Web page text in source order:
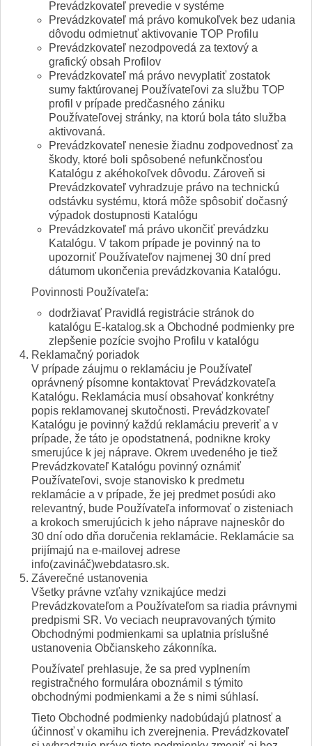
Prevádzkovateľ prevedie v systéme
Prevádzkovateľ má právo komukoľvek bez udania
dôvodu odmietnuť aktivovanie TOP Profilu
Prevádzkovateľ nezodpovedá za textový a
grafický obsah Profilov
Prevádzkovateľ má právo nevyplatiť zostatok
sumy faktúrovanej Používateľovi za službu TOP
profil v prípade predčasného zániku
Používateľovej stránky, na ktorú bola táto služba
aktivovaná.
Prevádzkovateľ nenesie žiadnu zodpovednosť za
škody, ktoré boli spôsobené nefunkčnosťou
Katalógu z akéhokoľvek dôvodu. Zároveň si
Prevádzkovateľ vyhradzuje právo na technickú
odstávku systému, ktorá môže spôsobiť dočasný
výpadok dostupnosti Katalógu
Prevádzkovateľ má právo ukončiť prevádzku
Katalógu. V takom prípade je povinný na to
upozorniť Používateľov najmenej 30 dní pred
dátumom ukončenia prevádzkovania Katalógu.
Povinnosti Používateľa:
dodržiavať Pravidlá registrácie stránok do
katalógu E-katalog.sk a Obchodné podmienky pre
zlepšenie pozície svojho Profilu v katalógu
Reklamačný poriadok
V prípade záujmu o reklamáciu je Používateľ
oprávnený písomne kontaktovať Prevádzkovateľa
Katalógu. Reklamácia musí obsahovať konkrétny
popis reklamovanej skutočnosti. Prevádzkovateľ
Katalógu je povinný každú reklamáciu preveriť a v
prípade, že táto je opodstatnená, podnikne kroky
smerujúce k jej náprave. Okrem uvedeného je tiež
Prevádzkovateľ Katalógu povinný oznámiť
Používateľovi, svoje stanovisko k predmetu
reklamácie a v prípade, že jej predmet posúdi ako
relevantný, bude Používateľa informovať o zisteniach
a krokoch smerujúcich k jeho náprave najneskôr do
30 dní odo dňa doručenia reklamácie. Reklamácie sa
prijímajú na e-mailovej adrese
info(zavináč)webdatasro.sk.
Záverečné ustanovenia
Všetky právne vzťahy vznikajúce medzi
Prevádzkovateľom a Používateľom sa riadia právnymi
predpismi SR. Vo veciach neupravovaných týmito
Obchodnými podmienkami sa uplatnia príslušné
ustanovenia Občianskeho zákonníka.
Používateľ prehlasuje, že sa pred vyplnením
registračného formulára oboznámil s týmito
obchodnými podmienkami a že s nimi súhlasí.
Tieto Obchodné podmienky nadobúdajú platnosť a
účinnosť v okamihu ich zverejnenia. Prevádzkovateľ